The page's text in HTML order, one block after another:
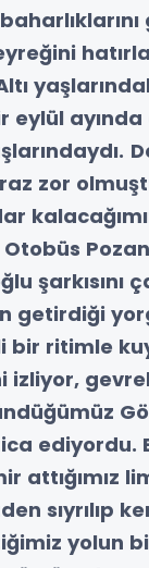
eylül
zor
Otobüs
şarkısını
getirdiği
bir ritimle
izliyor,
ediyordu.
attığımız
sıyrılıp
yolun